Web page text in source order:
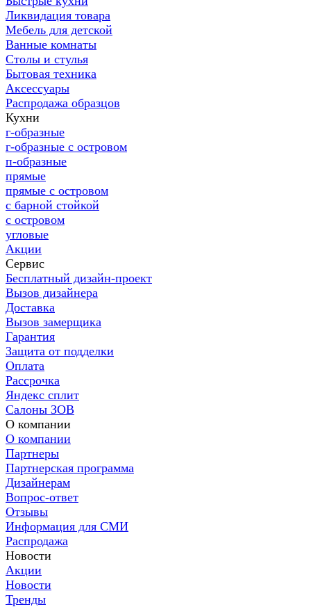
Ликвидация товара
Мебель для детской
Ванные комнаты
Столы и стулья
Бытовая техника
Аксессуары
Распродажа образцов
Кухни
г-образные
г-образные с островом
п-образные
прямые
прямые с островом
с барной стойкой
с островом
угловые
Акции
Сервис
Бесплатный дизайн-проект
Вызов дизайнера
Доставка
Вызов замерщика
Гарантия
Защита от подделки
Оплата
Рассрочка
Яндекс сплит
Салоны ЗОВ
О компании
О компании
Партнеры
Партнерская программа
Дизайнерам
Вопрос-ответ
Отзывы
Информация для СМИ
Распродажа
Новости
Акции
Новости
Тренды